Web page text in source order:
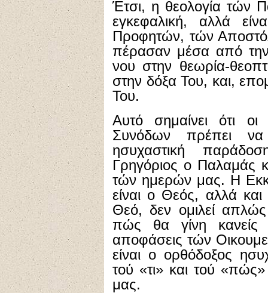
Έτσι, η θεολογία τών
εγκεφαλική, αλλά
Προφητών, τών
πέρασαν μέσα από
νου στην θεωρία-
στην δόξα Του, και,
Του.
Αυτό σημαίνει ότι
Συνόδων πρέπει
ησυχαστική
Γρηγόριος ο Παλαμάς
τών ημερών μας. Η
είναι ο Θεός, αλλά
Θεό, δεν ομιλεί απλώς
πώς θα γίνη κανείς
αποφάσεις τών
είναι ο ορθόδοξος
τού «τι» και τού «πώς»
μας.